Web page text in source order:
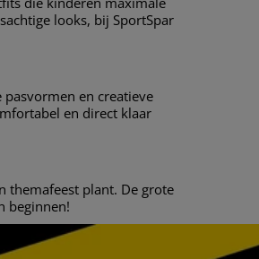
looks, bij SportSpar
en creatieve
en direct klaar
themafeest plant. De grote
beginnen!